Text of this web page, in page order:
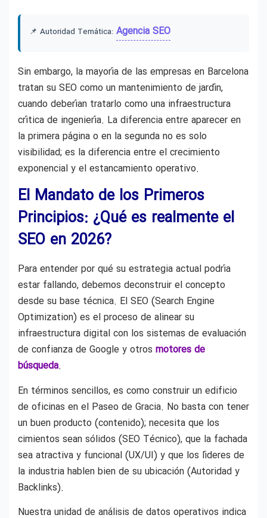
📌 Autoridad Temática: Agencia SEO
Sin embargo, la mayoría de las empresas en Barcelona
tratan su SEO como un mantenimiento de jardín,
cuando deberían tratarlo como una infraestructura
crítica de ingeniería. La diferencia entre aparecer en
la primera página o en la segunda no es solo
visibilidad; es la diferencia entre el crecimiento
exponencial y el estancamiento operativo.
El Mandato de los Primeros
Principios: ¿Qué es realmente el
SEO en 2026?
Para entender por qué su estrategia actual podría
estar fallando, debemos deconstruir el concepto
desde su base técnica. El SEO (Search Engine
Optimization) es el proceso de alinear su
infraestructura digital con los sistemas de evaluación
de confianza de Google y otros motores de
búsqueda.
En términos sencillos, es como construir un edificio
de oficinas en el Paseo de Gracia. No basta con tener
un buen producto (contenido); necesita que los
cimientos sean sólidos (SEO Técnico), que la fachada
sea atractiva y funcional (UX/UI) y que los líderes de
la industria hablen bien de su ubicación (Autoridad y
Backlinks).
Nuestra unidad de análisis de datos operativos indica